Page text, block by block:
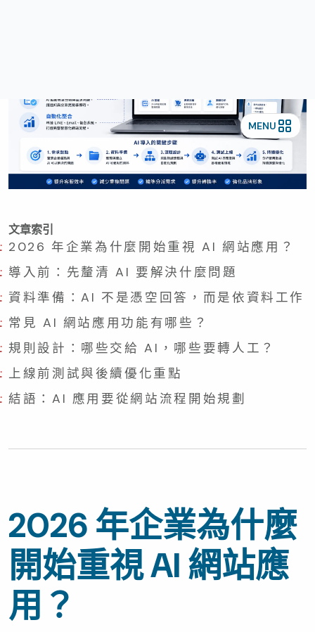
文章索引
2026 年企業為什麼開始重視 AI 網站應用？
導入前：先釐清 AI 要解決什麼問題
資料準備：AI 不是憑空回答，而是依資料工作
常見 AI 網站應用功能有哪些？
規則設計：哪些交給 AI，哪些要轉人工？
上線前測試與後續優化重點
結語：AI 應用要從網站流程開始規劃
2026 年企業為什麼
開始重視 AI 網站應
用？